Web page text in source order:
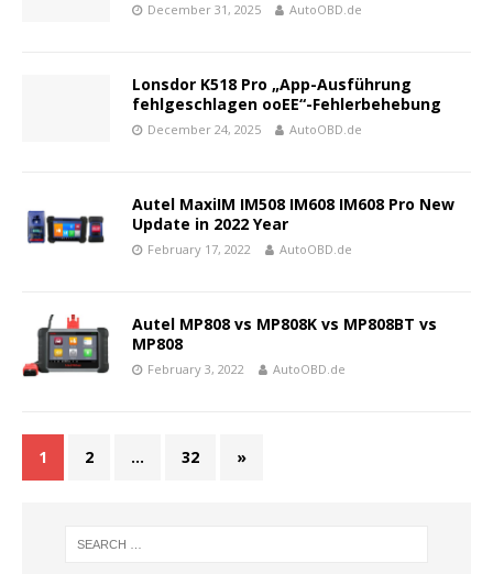
December 31, 2025 AutoOBD.de
Lonsdor K518 Pro „App-Ausführung
fehlgeschlagen ooEE“-Fehlerbehebung
December 24, 2025 AutoOBD.de
Autel MaxiIM IM508 IM608 IM608 Pro New
Update in 2022 Year
February 17, 2022 AutoOBD.de
Autel MP808 vs MP808K vs MP808BT vs
MP808
February 3, 2022 AutoOBD.de
1 2 … 32 »